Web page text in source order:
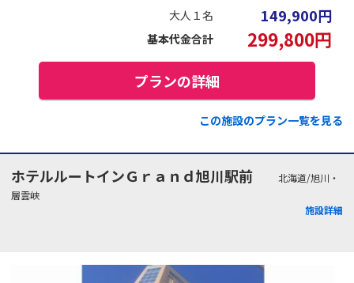
大人１名 149,900円
基本代金合計 299,800円
プランの詳細
この施設のプラン一覧を見る
ホテルルートインＧｒａｎｄ旭川駅前
北海道/旭川・
層雲峡
施設詳細